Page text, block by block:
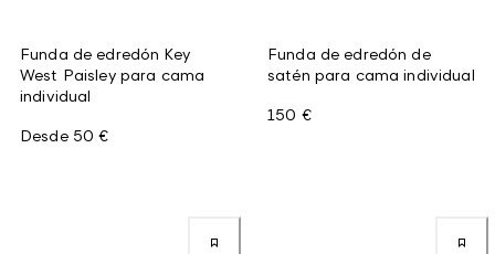
Funda de edredón Key
West Paisley para cama
individual
Desde 50 €
Funda de edredón de
satén para cama individual
150 €